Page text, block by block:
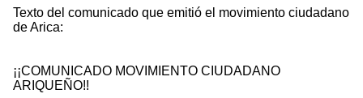
Texto del comunicado que emitió el movimiento ciudadano
de Arica:
¡¡COMUNICADO MOVIMIENTO CIUDADANO
ARIQUEÑO!!